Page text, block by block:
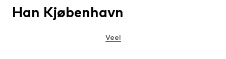
Han Kjøbenhavn
Veel